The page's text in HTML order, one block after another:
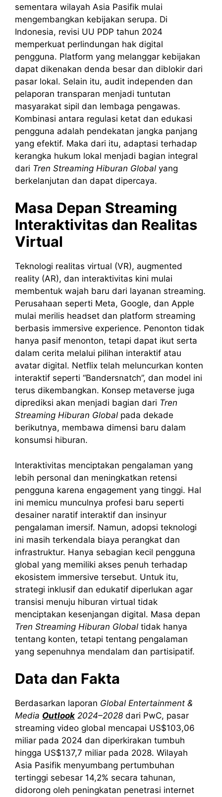
sementara wilayah Asia Pasifik mulai
mengembangkan kebijakan serupa. Di
Indonesia, revisi UU PDP tahun 2024
memperkuat perlindungan hak digital
pengguna. Platform yang melanggar kebijakan
dapat dikenakan denda besar dan diblokir dari
pasar lokal. Selain itu, audit independen dan
pelaporan transparan menjadi tuntutan
masyarakat sipil dan lembaga pengawas.
Kombinasi antara regulasi ketat dan edukasi
pengguna adalah pendekatan jangka panjang
yang efektif. Maka dari itu, adaptasi terhadap
kerangka hukum lokal menjadi bagian integral
dari Tren Streaming Hiburan Global yang
berkelanjutan dan dapat dipercaya.
Masa Depan Streaming
Interaktivitas dan Realitas
Virtual
Teknologi realitas virtual (VR), augmented
reality (AR), dan interaktivitas kini mulai
membentuk wajah baru dari layanan streaming.
Perusahaan seperti Meta, Google, dan Apple
mulai merilis headset dan platform streaming
berbasis immersive experience. Penonton tidak
hanya pasif menonton, tetapi dapat ikut serta
dalam cerita melalui pilihan interaktif atau
avatar digital. Netflix telah meluncurkan konten
interaktif seperti “Bandersnatch”, dan model ini
terus dikembangkan. Konsep metaverse juga
diprediksi akan menjadi bagian dari Tren
Streaming Hiburan Global pada dekade
berikutnya, membawa dimensi baru dalam
konsumsi hiburan.
Interaktivitas menciptakan pengalaman yang
lebih personal dan meningkatkan retensi
pengguna karena engagement yang tinggi. Hal
ini memicu munculnya profesi baru seperti
desainer naratif interaktif dan insinyur
pengalaman imersif. Namun, adopsi teknologi
ini masih terkendala biaya perangkat dan
infrastruktur. Hanya sebagian kecil pengguna
global yang memiliki akses penuh terhadap
ekosistem immersive tersebut. Untuk itu,
strategi inklusif dan edukatif diperlukan agar
transisi menuju hiburan virtual tidak
menciptakan kesenjangan digital. Masa depan
Tren Streaming Hiburan Global tidak hanya
tentang konten, tetapi tentang pengalaman
yang sepenuhnya mendalam dan partisipatif.
Data dan Fakta
Berdasarkan laporan Global Entertainment &
Media Outlook 2024–2028 dari PwC, pasar
streaming video global mencapai US$103,06
miliar pada 2024 dan diperkirakan tumbuh
hingga US$137,7 miliar pada 2028. Wilayah
Asia Pasifik menyumbang pertumbuhan
tertinggi sebesar 14,2% secara tahunan,
didorong oleh peningkatan penetrasi internet